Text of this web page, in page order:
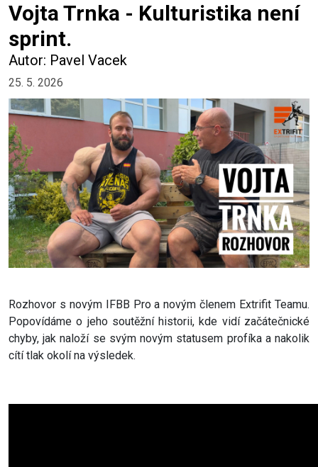
Vojta Trnka - Kulturistika není
sprint.
Autor: Pavel Vacek
25. 5. 2026
Rozhovor s novým IFBB Pro a novým členem Extrifit Teamu.
Popovídáme o jeho soutěžní historii, kde vidí začátečnické
chyby, jak naloží se svým novým statusem profíka a nakolik
cítí tlak okolí na výsledek.